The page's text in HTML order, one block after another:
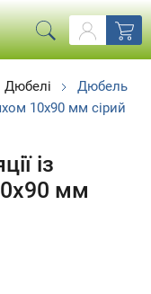
Дюбелі
Дюбель
10x90 мм сірий
із
мм